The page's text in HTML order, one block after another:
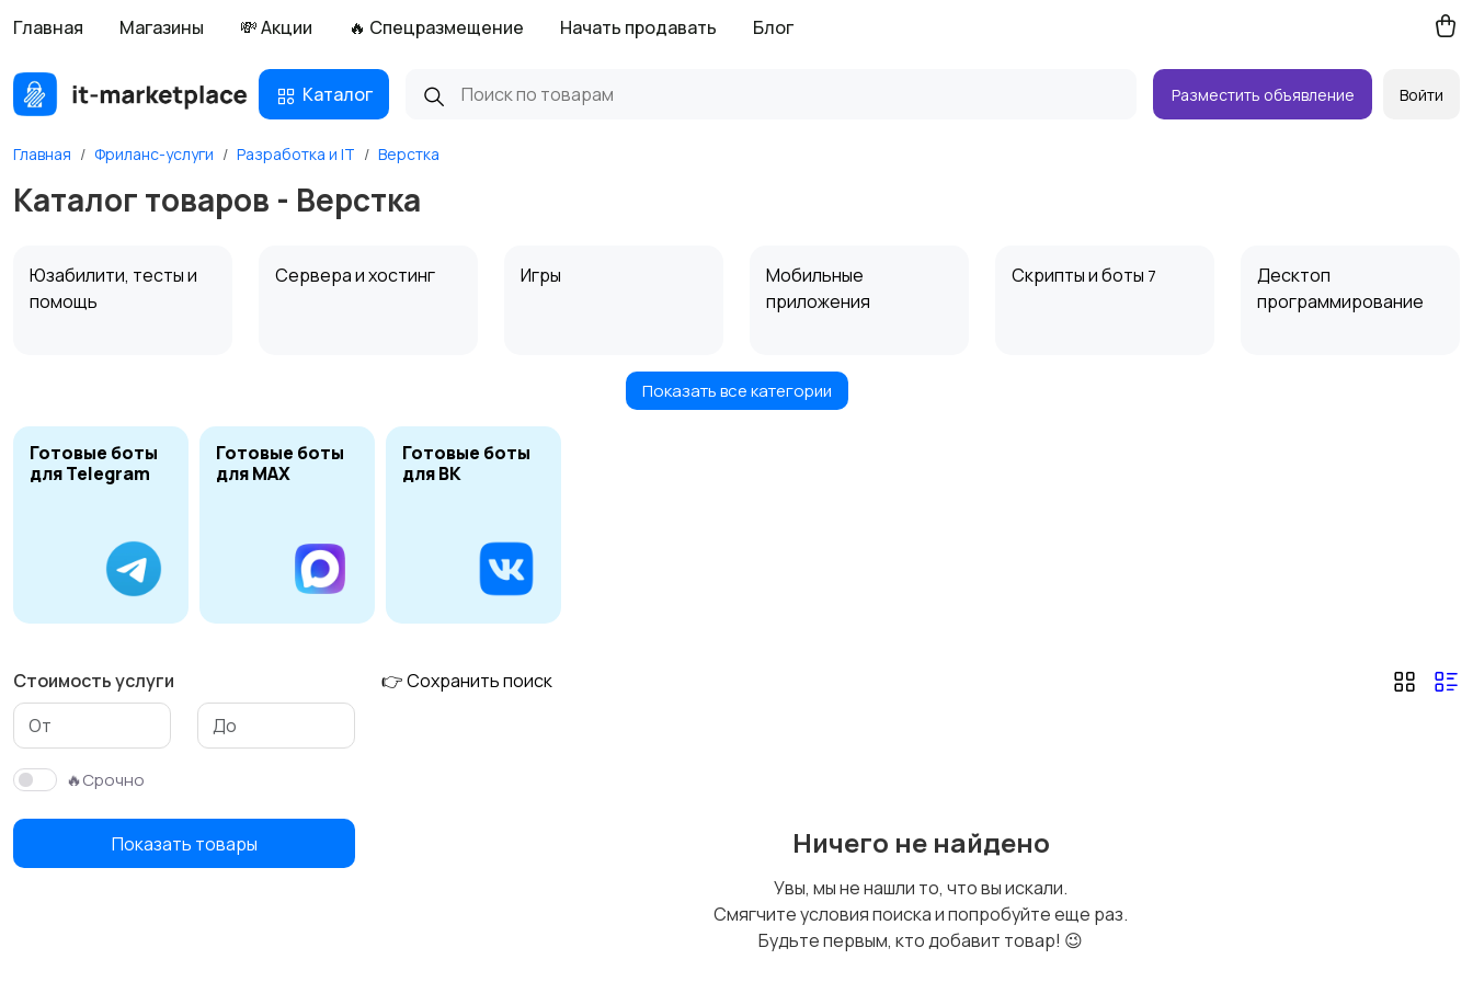
Главная Магазины 💸 Акции 🔥 Спецразмещение Начать продавать Блог
Каталог Разместить объявление Войти
Главная Фриланс-услуги Разработка и IT Верстка
Каталог товаров - Верстка
Юзабилити, тесты и
помощь
Сервера и хостинг Игры
Мобильные
приложения
Скрипты и боты 7
Десктоп
программирование
Доработка и
настройка сайта
Показать все категории
Готовые боты
для Telegram
Готовые боты
для MAX
Готовые боты
для ВК
Стоимость услуги
🔥Срочно
Показать товары
👉 Сохранить поиск
Ничего не найдено
Увы, мы не нашли то, что вы искали.
Смягчите условия поиска и попробуйте еще раз.
Будьте первым, кто добавит товар! 😉